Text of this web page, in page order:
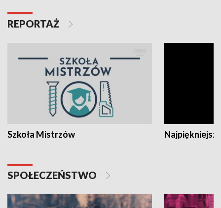
REPORTAŻ
Szkoła Mistrzów
SPOŁECZEŃSTWO